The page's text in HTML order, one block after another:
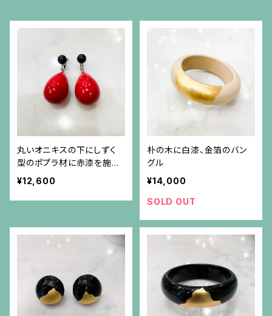
丸いオニキスの下にしずく
型のポプラ材に赤漆を施し
たパーツが揺れるイヤリン
¥12,600
朴の木に白漆、金箔のバン
グル
¥14,000
SOLD OUT